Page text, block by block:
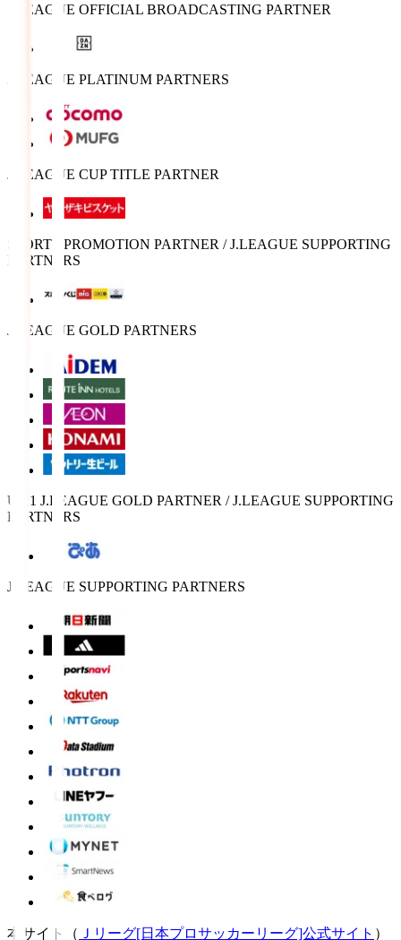
J.LEAGUE OFFICIAL BROADCASTING PARTNER
J.LEAGUE PLATINUM PARTNERS
J.LEAGUE CUP TITLE PARTNER
SPORTS PROMOTION PARTNER / J.LEAGUE SUPPORTING
PARTNERS
J.LEAGUE GOLD PARTNERS
U-21 J.LEAGUE GOLD PARTNER / J.LEAGUE SUPPORTING
PARTNERS
J.LEAGUE SUPPORTING PARTNERS
本サイト（ Ｊリーグ[日本プロサッカーリーグ]公式サイト ）